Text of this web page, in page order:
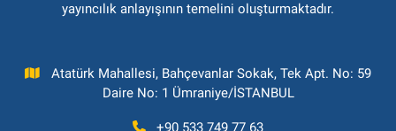
yayıncılık anlayışının temelini oluşturmaktadır.
Atatürk Mahallesi, Bahçevanlar Sokak, Tek Apt. No: 59
Daire No: 1 Ümraniye/İSTANBUL
+90 533 749 77 63